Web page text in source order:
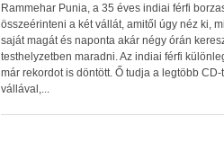
Rammehar Punia, a 35 éves indiai férfi
összeérinteni a két vállát, amitől úgy néz ki,
saját magát és naponta akár négy órán
testhelyzetben maradni. Az indiai férfi
már rekordot is döntött. Ő tudja a legtöbb
vállával,...